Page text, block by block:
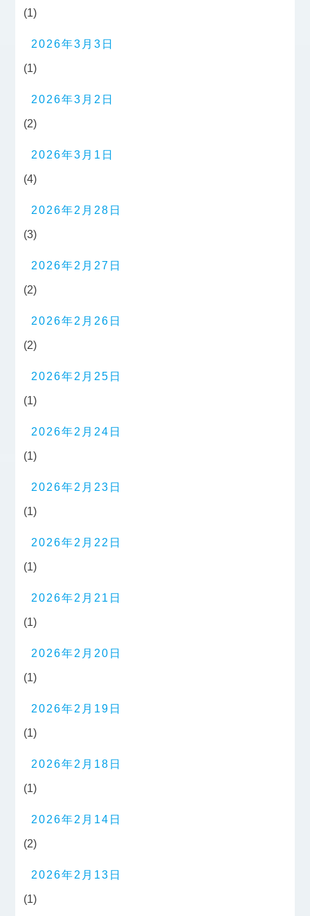
(1)
2026年3月3日
(1)
2026年3月2日
(2)
2026年3月1日
(4)
2026年2月28日
(3)
2026年2月27日
(2)
2026年2月26日
(2)
2026年2月25日
(1)
2026年2月24日
(1)
2026年2月23日
(1)
2026年2月22日
(1)
2026年2月21日
(1)
2026年2月20日
(1)
2026年2月19日
(1)
2026年2月18日
(1)
2026年2月14日
(2)
2026年2月13日
(1)